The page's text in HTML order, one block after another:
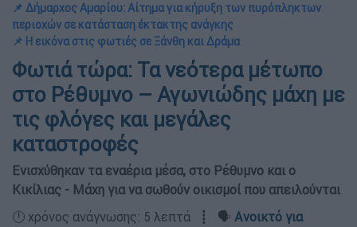
📌 Δήμαρχος Αμαρίου: Αίτημα για κήρυξη των πυρόπληκτων
περιοχών σε κατάσταση έκτακτης ανάγκης
📌 Η εικόνα στις φωτιές σε Ξάνθη και Δράμα
Φωτιά τώρα: Τα νεότερα μέτωπο
στο Ρέθυμνο – Αγωνιώδης μάχη με
τις φλόγες και μεγάλες
καταστροφές
Ενισχύθηκαν τα εναέρια μέσα, στο Ρέθυμνο και ο
Κικίλιας - Μάχη για να σωθούν οικισμοί που απειλούνται
🕛 χρόνος ανάγνωσης: 5 λεπτά ┋ 🗣️ Ανοικτό για